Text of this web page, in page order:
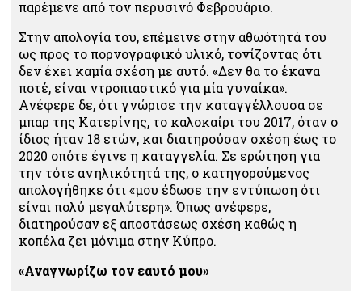
παρέμενε από τον περυσινό Φεβρουάριο.
Στην απολογία του, επέμεινε στην αθωότητά του
ως προς το πορνογραφικό υλικό, τονίζοντας ότι
δεν έχει καμία σχέση με αυτό. «Δεν θα το έκανα
ποτέ, είναι ντροπιαστικό για μία γυναίκα».
Ανέφερε δε, ότι γνώρισε την καταγγέλλουσα σε
μπαρ της Κατερίνης, το καλοκαίρι του 2017, όταν ο
ίδιος ήταν 18 ετών, και διατηρούσαν σχέση έως το
2020 οπότε έγινε η καταγγελία. Σε ερώτηση για
την τότε ανηλικότητά της, ο κατηγορούμενος
απολογήθηκε ότι «μου έδωσε την εντύπωση ότι
είναι πολύ μεγαλύτερη». Όπως ανέφερε,
διατηρούσαν εξ αποστάσεως σχέση καθώς η
κοπέλα ζει μόνιμα στην Κύπρο.
«Αναγνωρίζω τον εαυτό μου»